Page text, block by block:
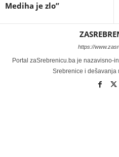
Mediha je zlo”
https://
Portal zaSrebrenicu.ba je nazavisno-
Srebrenice i dešavanja